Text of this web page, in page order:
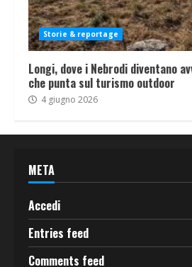
Storie & reportage
Longi, dove i Nebrodi diventano
che punta sul turismo outdoor
4 giugno 2026
META
Accedi
Entries feed
Comments feed